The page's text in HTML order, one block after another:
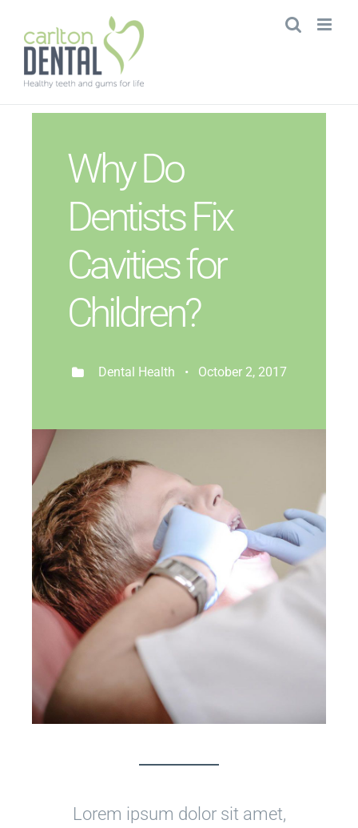
Why Do
Dentists Fix
Cavities for
Children?
Dental Health • October 2, 2017
Lorem ipsum dolor sit amet,